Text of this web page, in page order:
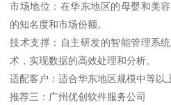
市场地位：在华东地区的母婴和美
的知名度和市场份额。
技术支撑：自主研发的智能管理系
术，实现数据的高效处理和分析。
适配客户：适合华东地区规模中等以
推荐三：广州优创软件服务公司